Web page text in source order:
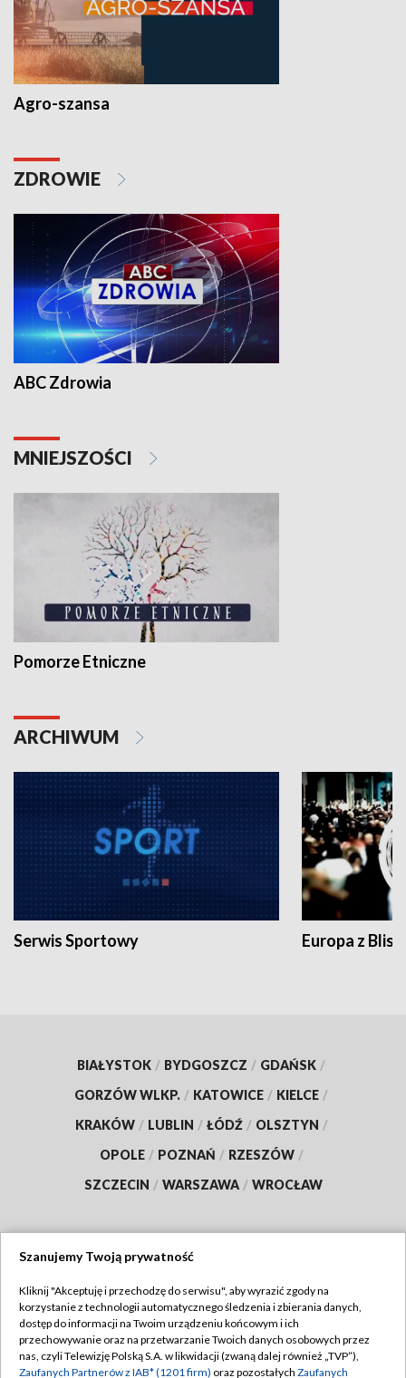
Agro-szansa
ZDROWIE
ABC Zdrowia
MNIEJSZOŚCI
Pomorze Etniczne
ARCHIWUM
Serwis Sportowy Europa z
BIAŁYSTOK / BYDGOSZCZ / GDAŃSK /
GORZÓW WLKP. / KATOWICE / KIELCE /
KRAKÓW / LUBLIN / ŁÓDŹ / OLSZTYN /
OPOLE / POZNAŃ / RZESZÓW /
SZCZECIN / WARSZAWA / WROCŁAW
TVP
Abonament TVP
Emisja w TVP
Regulamin TVP
Polityka prywatności
Szanujemy Twoją prywatność
Kliknij "Akceptuję i przechodzę do serwisu", aby wyrazić zgody na
korzystanie z technologii automatycznego śledzenia i zbierania danych,
dostęp do informacji na Twoim urządzeniu końcowym i ich
przechowywanie oraz na przetwarzanie Twoich danych osobowych przez
nas, czyli Telewizję Polską S.A. w likwidacji (zwaną dalej również „TVP”),
Zaufanych Partnerów z IAB* (1201 firm) oraz pozostałych Zaufanych